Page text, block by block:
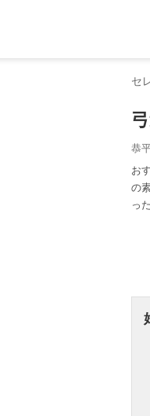
セ
恭
お
の
っ